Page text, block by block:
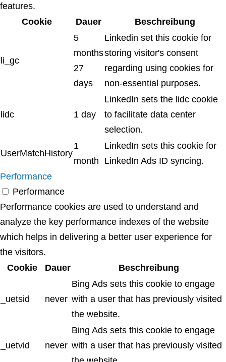
features.
Cookie
Dauer Beschreibung
li_gc
5
months
27
days
Linkedin set this cookie for
storing visitor's consent
regarding using cookies for
non-essential purposes.
lidc 1 day
LinkedIn sets the lidc cookie
to facilitate data center
selection.
UserMatchHistory
1
month
LinkedIn sets this cookie for
LinkedIn Ads ID syncing.
Performance
Performance
Performance cookies are used to understand and
analyze the key performance indexes of the website
which helps in delivering a better user experience for
the visitors.
Cookie
Dauer Beschreibung
_uetsid never
Bing Ads sets this cookie to engage
with a user that has previously visited
the website.
_uetvid never
Bing Ads sets this cookie to engage
with a user that has previously visited